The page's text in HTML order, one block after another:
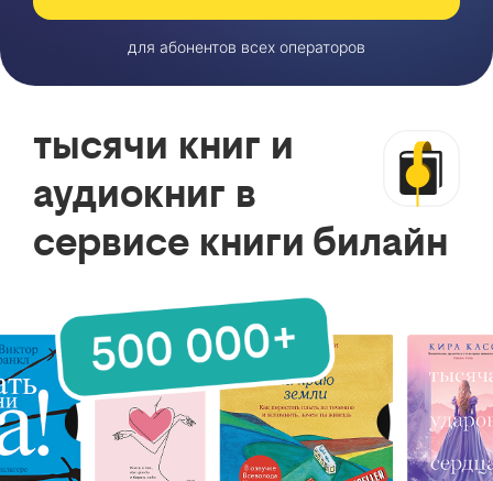
для абонентов всех операторов
тысячи книг и
аудиокниг в
сервисе книги билайн